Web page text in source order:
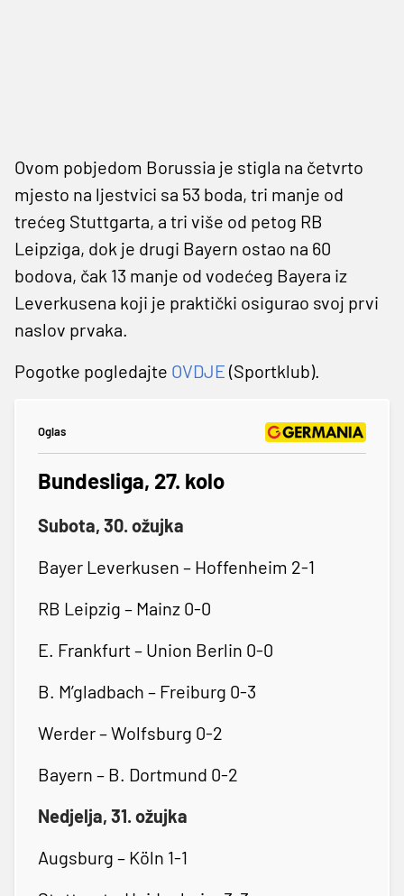
Ovom pobjedom Borussia je stigla na četvrto
mjesto na ljestvici sa 53 boda, tri manje od
trećeg Stuttgarta, a tri više od petog RB
Leipziga, dok je drugi Bayern ostao na 60
bodova, čak 13 manje od vodećeg Bayera iz
Leverkusena koji je praktički osigurao svoj prvi
naslov prvaka.
Pogotke pogledajte OVDJE (Sportklub).
Oglas
Bundesliga, 27. kolo
Subota, 30. ožujka
Bayer Leverkusen – Hoffenheim 2-1
RB Leipzig – Mainz 0-0
E. Frankfurt – Union Berlin 0-0
B. M’gladbach – Freiburg 0-3
Werder – Wolfsburg 0-2
Bayern – B. Dortmund 0-2
Nedjelja, 31. ožujka
Augsburg – Köln 1-1